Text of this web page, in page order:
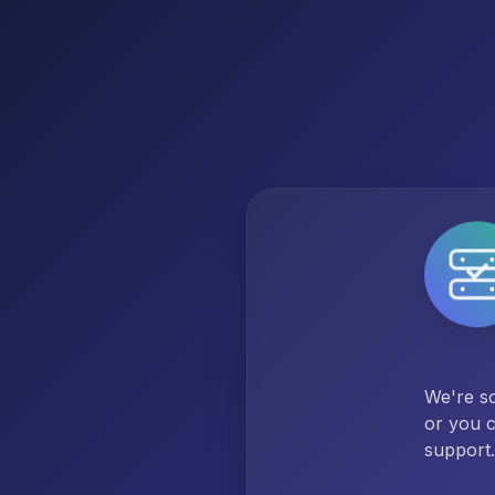
We're
or you
support.